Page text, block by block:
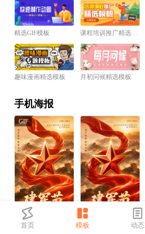
精选GIF模板 课程培训推广精选模板
趣味漫画精选模板 月初问候精选模板
手机海报
红金风建军节祝福宣传手机海报
首页 模板 动态